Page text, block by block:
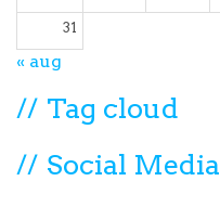
31
« aug
Tag cloud
Social Media